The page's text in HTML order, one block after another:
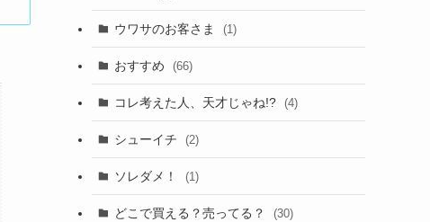
ウワサのお客さま (1)
おすすめ (66)
コレ考えた人、天才じゃね!? (4)
シューイチ (2)
ソレダメ！ (1)
どこで買える？売ってる？ (30)